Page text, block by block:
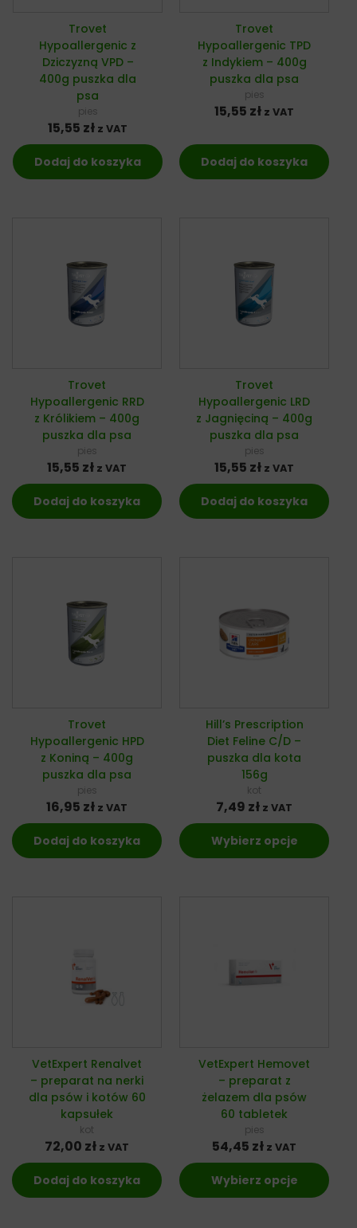
Trovet
Hypoallergenic z
Dziczyzną VPD –
400g puszka dla
psa
pies
15,55 zł z VAT
Dodaj do koszyka
Trovet
Hypoallergenic TPD
z Indykiem – 400g
puszka dla psa
pies
15,55 zł z VAT
Dodaj do koszyka
Trovet
Hypoallergenic RRD
z Królikiem – 400g
puszka dla psa
pies
15,55 zł z VAT
Dodaj do koszyka
Trovet
Hypoallergenic LRD
z Jagnięciną – 400g
puszka dla psa
pies
15,55 zł z VAT
Dodaj do koszyka
Trovet
Hypoallergenic HPD
z Koniną – 400g
puszka dla psa
pies
16,95 zł z VAT
Dodaj do koszyka
Hill’s Prescription
Diet Feline C/D –
puszka dla kota
156g
kot
7,49 zł z VAT
Wybierz opcje
VetExpert Renalvet
– preparat na nerki
dla psów i kotów 60
kapsułek
kot
72,00 zł z VAT
Dodaj do koszyka
VetExpert Hemovet
– preparat z
żelazem dla psów
60 tabletek
pies
54,45 zł z VAT
Wybierz opcje